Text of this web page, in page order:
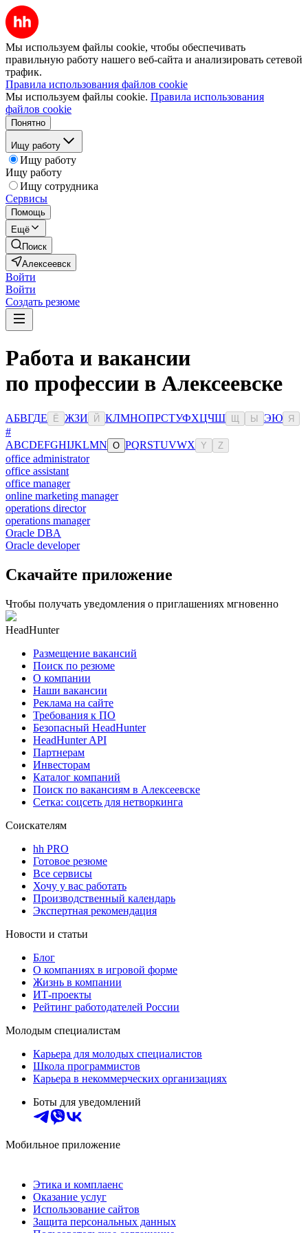
Мы используем файлы cookie, чтобы обеспечивать
правильную работу нашего веб-сайта и анализировать сетевой
трафик.
Правила использования файлов cookie
Мы используем файлы cookie. Правила использования
файлов cookie
Понятно
Ищу работу
Ищу работу
Ищу работу
Ищу сотрудника
Сервисы
Помощь
Ещё
Поиск
Алексеевск
Войти
Войти
Создать резюме
Работа и вакансии
по профессии в Алексеевске
АБВГДЕ Ё ЖЗИ Й КЛМНОПРСТУФХЦЧШ Ы ЭЮ Я
#
ABCDEFGHIJKLMN O PQRSTUVWX Y Z
office administrator
office assistant
office manager
online marketing manager
operations director
operations manager
Oracle DBA
Oracle developer
Скачайте приложение
Чтобы получать уведомления о приглашениях мгновенно
HeadHunter
Размещение вакансий
Поиск по резюме
О компании
Наши вакансии
Реклама на сайте
Требования к ПО
Безопасный HeadHunter
HeadHunter API
Партнерам
Инвесторам
Каталог компаний
Поиск по вакансиям в Алексеевске
Сетка: соцсеть для нетворкинга
Соискателям
hh PRO
Готовое резюме
Все сервисы
Хочу у вас работать
Производственный календарь
Экспертная рекомендация
Новости и статьи
Блог
О компаниях в игровой форме
Жизнь в компании
ИТ-проекты
Рейтинг работодателей России
Молодым специалистам
Карьера для молодых специалистов
Школа программистов
Карьера в некоммерческих организациях
Боты для уведомлений
Мобильное приложение
Этика и комплаенс
Оказание услуг
Использование сайтов
Защита персональных данных